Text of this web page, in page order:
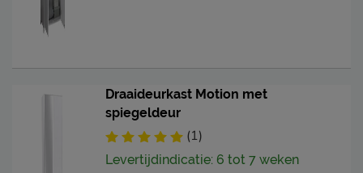
Draaideurkast Motion met
spiegeldeur
(1)
Levertijdindicatie: 6 tot 7 weken